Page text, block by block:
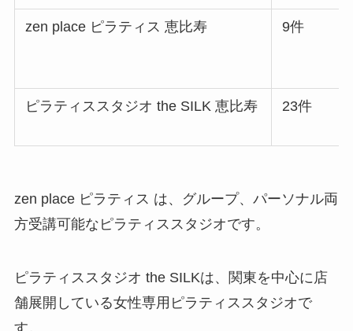
zen place ピラティス 恵比寿 9件
ピラティススタジオ the SILK 恵比寿 23件
zen place ピラティス は、グループ、パーソナル両
方受講可能なピラティススタジオです。
ピラティススタジオ the SILKは、関東を中心に店
舗展開している女性専用ピラティススタジオで